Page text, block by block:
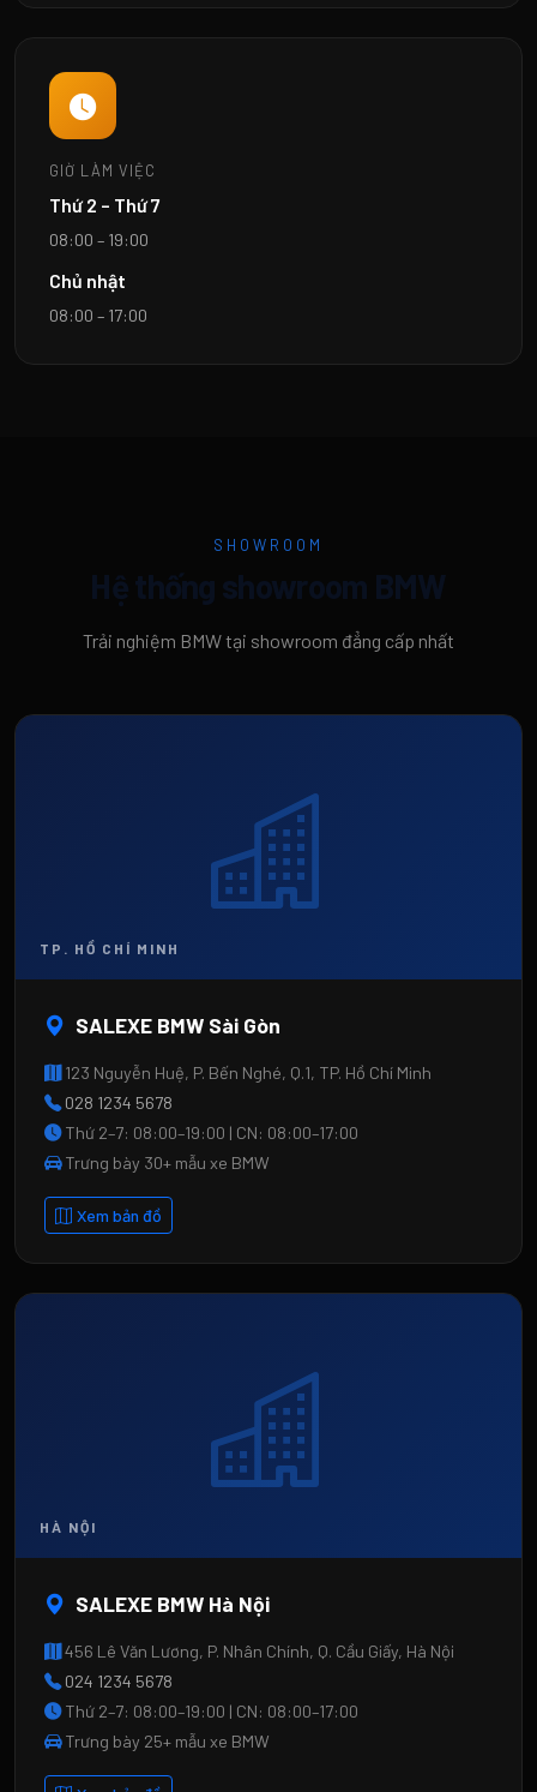
GIỜ LÀM VIỆC
Thứ 2 – Thứ 7
08:00 – 19:00
Chủ nhật
08:00 – 17:00
SHOWROOM
Hệ thống showroom BMW
Trải nghiệm BMW tại showroom đẳng cấp nhất
SALEXE BMW Sài Gòn
123 Nguyễn Huệ, P. Bến Nghé, Q.1, TP. Hồ Chí Minh
028 1234 5678
Thứ 2–7: 08:00–19:00 | CN: 08:00–17:00
Trưng bày 30+ mẫu xe BMW
Xem bản đồ
SALEXE BMW Hà Nội
456 Lê Văn Lương, P. Nhân Chính, Q. Cầu Giấy, Hà Nội
024 1234 5678
Thứ 2–7: 08:00–19:00 | CN: 08:00–17:00
Trưng bày 25+ mẫu xe BMW